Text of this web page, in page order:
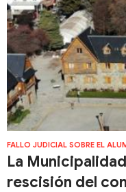
FALLO JUDICIAL SOBRE EL
La
rescisión del